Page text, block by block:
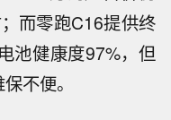
而零跑C16提供终
池健康度97%，但
不便。